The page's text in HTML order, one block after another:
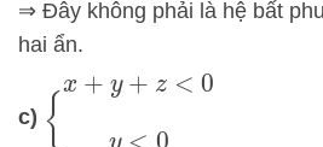
⇒ Đây không phải là hệ bất
hai ẩn.
c)
{x+ y+z <0y <0